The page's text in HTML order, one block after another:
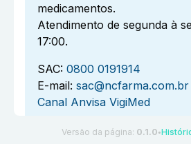
medicamentos.
Atendimento de segunda à
17:00.
SAC: 0800 0191914
E-mail: sac@ncfarma.com.br
Canal Anvisa VigiMed
Versão da página: 0.1.0 ●